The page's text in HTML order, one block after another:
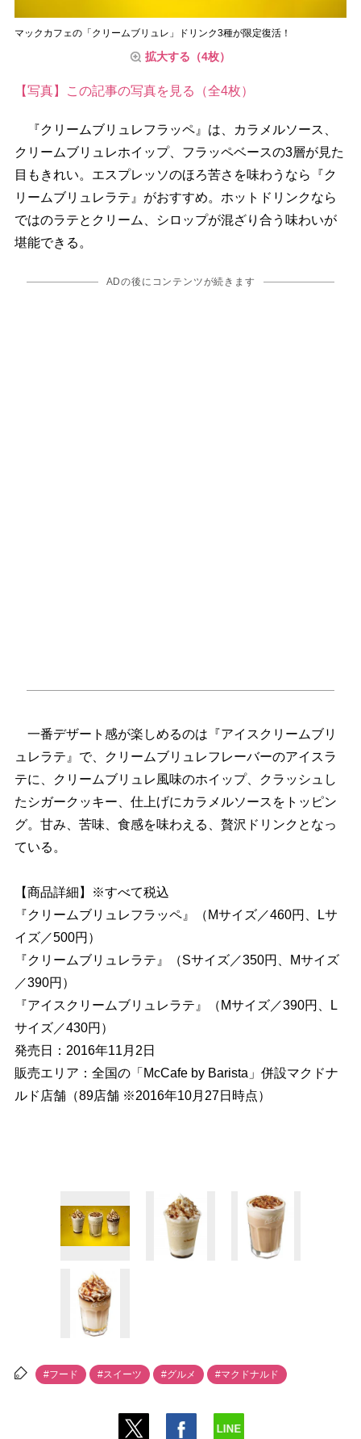
マックカフェの「クリームブリュレ」ドリンク3種が限定復活！
拡大する（4枚）
【写真】この記事の写真を見る（全4枚）
『クリームブリュレフラッペ』は、カラメルソース、
クリームブリュレホイップ、フラッペベースの3層が見た
目もきれい。エスプレッソのほろ苦さを味わうなら『ク
リームブリュレラテ』がおすすめ。ホットドリンクなら
ではのラテとクリーム、シロップが混ざり合う味わいが
堪能できる。
ADの後にコンテンツが続きます
一番デザート感が楽しめるのは『アイスクリームブリ
ュレラテ』で、クリームブリュレフレーバーのアイスラ
テに、クリームブリュレ風味のホイップ、クラッシュし
たシガークッキー、仕上げにカラメルソースをトッピン
グ。甘み、苦味、食感を味わえる、贅沢ドリンクとなっ
ている。
【商品詳細】※すべて税込
『クリームブリュレフラッペ』（Mサイズ／460円、Lサ
イズ／500円）
『クリームブリュレラテ』（Sサイズ／350円、Mサイズ
／390円）
『アイスクリームブリュレラテ』（Mサイズ／390円、L
サイズ／430円）
発売日：2016年11月2日
販売エリア：全国の「McCafe by Barista」併設マクドナ
ルド店舗（89店舗 ※2016年10月27日時点）
#フード #スイーツ #グルメ #マクドナルド